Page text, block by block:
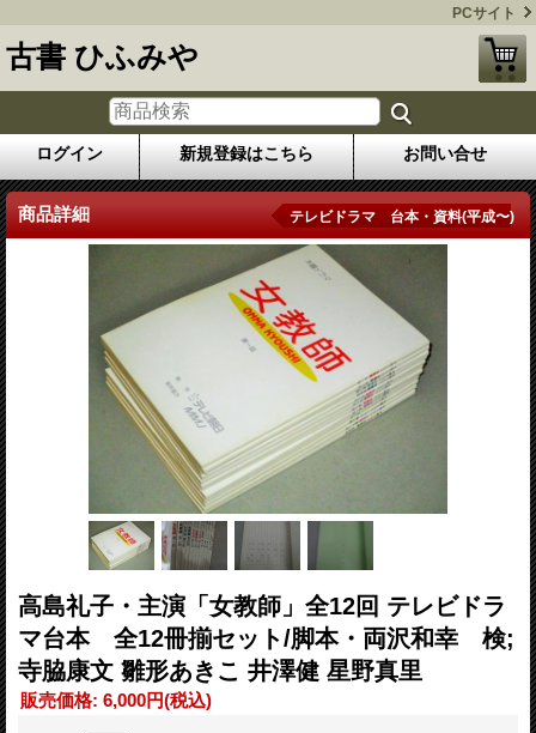
PCサイト
古書 ひふみや
ログイン 新規登録はこちら お問い合せ
商品詳細 テレビドラマ 台本・資料(平成〜)
高島礼子・主演「女教師」全12回 テレビドラ
マ台本 全12冊揃セット/脚本・両沢和幸 検;
寺脇康文 雛形あきこ 井澤健 星野真里
販売価格: 6,000円(税込)